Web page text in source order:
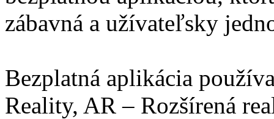
zábavná a užívateľsky
Bezplatná aplikácia
Reality, AR – Rozšírená